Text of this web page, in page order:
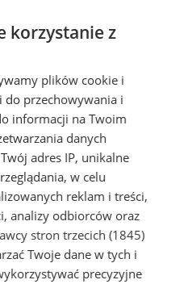
korzystanie z
plików cookie i
przechowywania i
informacji na Twoim
danych
adres IP, unikalne
w celu
reklam i treści,
analizy odbiorców oraz
stron trzecich (1845)
Twoje dane w tych i
precyzyjne